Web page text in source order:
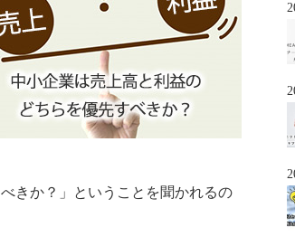
きか？」ということを聞かれるの